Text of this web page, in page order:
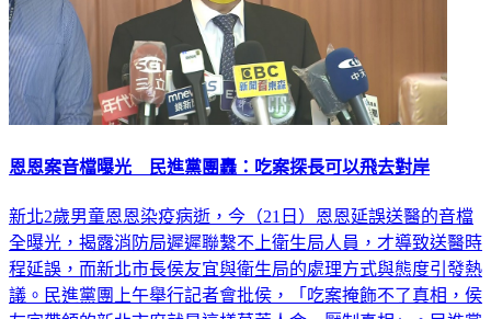
新北2歲男童恩恩染疫病逝，今（21日）恩恩延誤送醫的音檔
全曝光，揭露消防局遲遲聯繫不上衛生局人員，才導致送醫時
程延誤，而新北市長侯友宜與衛生局的處理方式與態度引發熱